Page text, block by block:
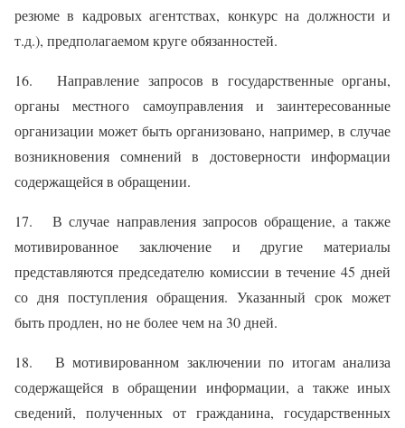
резюме в кадровых агентствах, конкурс на должности и
т.д.), предполагаемом круге обязанностей.
16. Направление запросов в государственные органы,
органы местного самоуправления и заинтересованные
организации может быть организовано, например, в случае
возникновения сомнений в достоверности информации
содержащейся в обращении.
17. В случае направления запросов обращение, а также
мотивированное заключение и другие материалы
представляются председателю комиссии в течение 45 дней
со дня поступления обращения. Указанный срок может
быть продлен, но не более чем на 30 дней.
18. В мотивированном заключении по итогам анализа
содержащейся в обращении информации, а также иных
сведений, полученных от гражданина, государственных